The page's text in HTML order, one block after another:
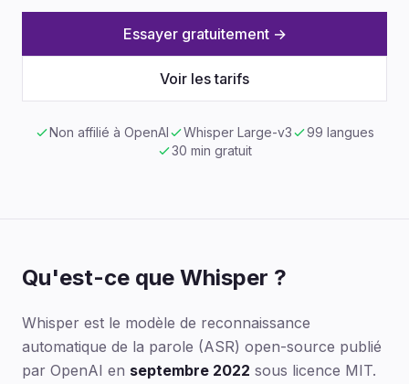
Essayer gratuitement →
Voir les tarifs
Non affilié à OpenAI Whisper Large-v3
99 langues
30 min gratuit
Qu'est-ce que Whisper ?
Whisper est le modèle de reconnaissance
automatique de la parole (ASR) open-source publié
par OpenAI en septembre 2022 sous licence MIT.